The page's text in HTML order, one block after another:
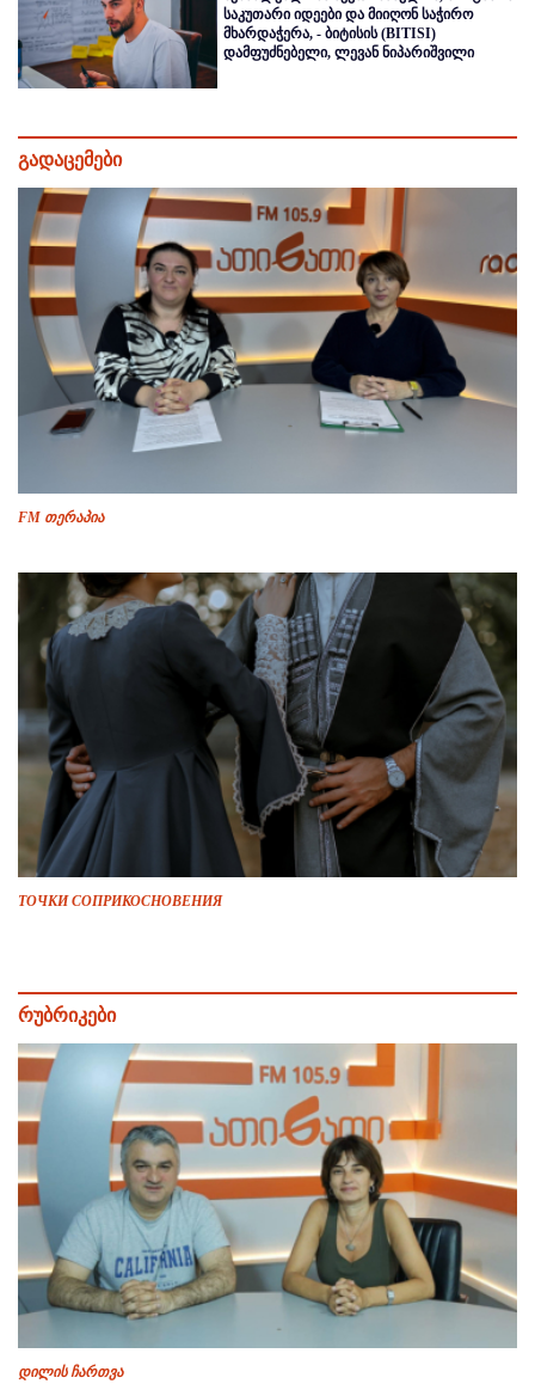
საკუთარი იდეები და მიიღონ საჭირო
მხარდაჭერა, - ბიტისის (BITISI)
დამფუძნებელი, ლევან ნიპარიშვილი
გადაცემები
FM თერაპია
ТОЧКИ СОПРИКОСНОВЕНИЯ
რუბრიკები
დილის ჩართვა